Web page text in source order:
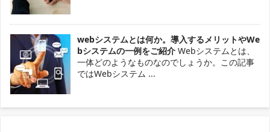
webシステムとは何か。導入するメリットやWe
bシステムの一例をご紹介 Webシステムとは、
一体どのようなものなのでしょうか。この記事
ではWebシステム ...